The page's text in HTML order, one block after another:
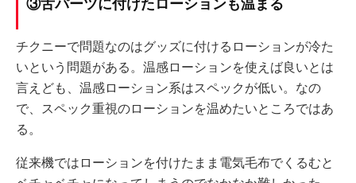
③舌パーツに付けたローションも温まる
チクニーで問題なのはグッズに付けるローションが冷た
いという問題がある。温感ローションを使えば良いとは
言えども、温感ローション系はスペックが低い。なの
で、スペック重視のローションを温めたいところではあ
る。
従来機ではローションを付けたまま電気毛布でくるむと